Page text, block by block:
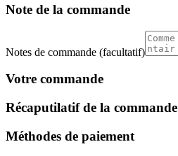
Note de la commande
Notes de commande (facultatif)
Votre commande
Récaputilatif de la commande
Méthodes de paiement